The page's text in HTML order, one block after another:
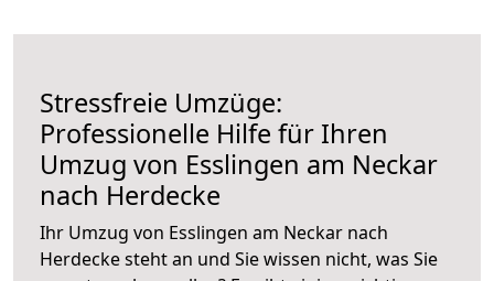
Stressfreie Umzüge:
Professionelle Hilfe für Ihren
Umzug von Esslingen am Neckar
nach Herdecke
Ihr Umzug von Esslingen am Neckar nach
Herdecke steht an und Sie wissen nicht, was Sie